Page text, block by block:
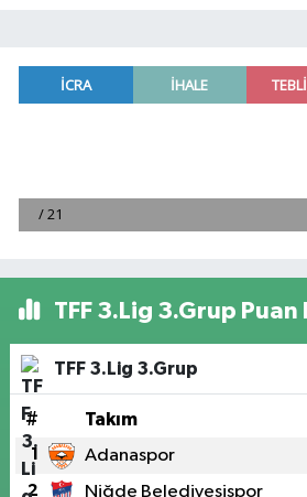
TFF 3.Lig 3.Grup Puan
TFF 3.Lig 3.Grup
# Takım
1 Adanaspor
2 Niğde Belediyesispor